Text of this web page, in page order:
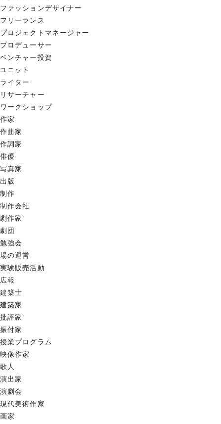
ファッションデザイナー
フリーランス
プロジェクトマネージャー
プロデューサー
ベンチャー投資
ユニット
ライター
リサーチャー
ワークショップ
作家
作曲家
作詞家
俳優
写真家
出版
制作
制作会社
劇作家
劇団
勉強会
場の運営
実験販売活動
広報
建築士
建築家
批評家
振付家
授業プログラム
映像作家
歌人
演出家
演劇会
現代美術作家
画家